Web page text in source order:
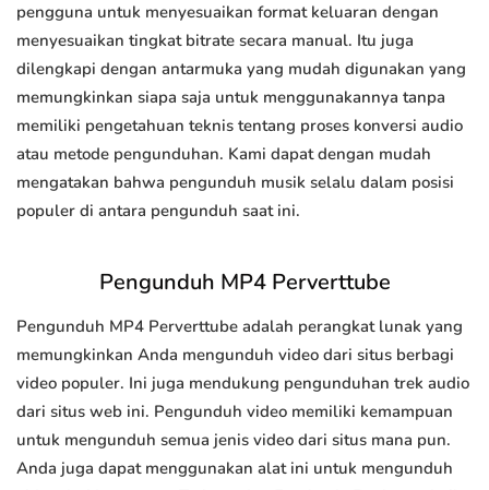
pengguna untuk menyesuaikan format keluaran dengan
menyesuaikan tingkat bitrate secara manual. Itu juga
dilengkapi dengan antarmuka yang mudah digunakan yang
memungkinkan siapa saja untuk menggunakannya tanpa
memiliki pengetahuan teknis tentang proses konversi audio
atau metode pengunduhan. Kami dapat dengan mudah
mengatakan bahwa pengunduh musik selalu dalam posisi
populer di antara pengunduh saat ini.
Pengunduh MP4 Perverttube
Pengunduh MP4 Perverttube adalah perangkat lunak yang
memungkinkan Anda mengunduh video dari situs berbagi
video populer. Ini juga mendukung pengunduhan trek audio
dari situs web ini. Pengunduh video memiliki kemampuan
untuk mengunduh semua jenis video dari situs mana pun.
Anda juga dapat menggunakan alat ini untuk mengunduh